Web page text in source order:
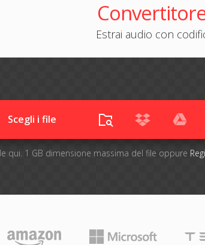
Estrai audio con
Scegli i file
qui. 1 GB dimensione massima del file oppure